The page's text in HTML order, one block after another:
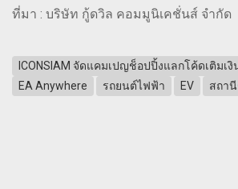
ที่มา : บริษัท กู้ดวิล คอมมูนิเคชั่นส์ จำกัด
ICONSIAM จัดแคมเปญช็อปปิ้งแลกโค้ดเติมเ
EA Anywhere
รถยนต์ไฟฟ้า EV สถา